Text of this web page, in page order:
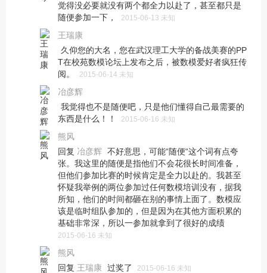
觉得没必要就没有两个都全力以赴了，甚至都只是
随便参加一下，
2015-06-13 未知
王瑞康
久仰您的大名，您在武汉理工大学的备战美赛的PP
T在校苑数模论坛上发布之后，被数模爱好者疯狂传
阅。
2015-06-14 未知
冶彦辉
我觉得也不是随便吧，只是他们懂得自己最需要的
东西是什么！！
2015-06-16 未知
熊风
回复 冶彦辉
不好意思，可能“随便“这个词有点夸
张。我这里的随便是指他们不会花很长时间准备，
但他们参加比赛的时候肯定是全力以赴的。我甚至
怀疑我举例的两位参加过任何数模培训没有，据我
所知，他们的时间都砸在别的事情上面了。数模应
该是临时组队参加的，但是因为在其他方面积累的
基础非常深，所以一参加就拿到了很好的成绩
2015-06-16 未知
熊风
回复 王瑞康 过奖了 2015-06-16 未知